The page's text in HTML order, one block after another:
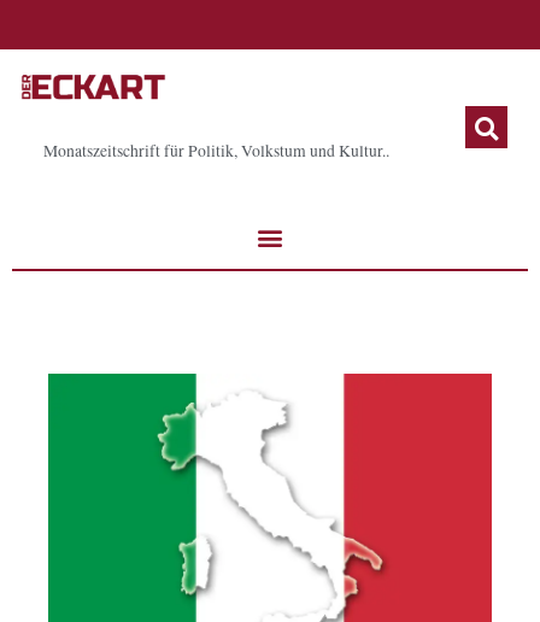
Monatszeitschrift für Politik, Volkstum und Kultur..